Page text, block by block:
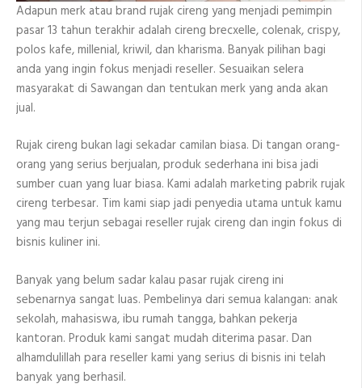
Adapun merk atau brand rujak cireng yang menjadi pemimpin
pasar 13 tahun terakhir adalah cireng brecxelle, colenak, crispy,
polos kafe, millenial, kriwil, dan kharisma. Banyak pilihan bagi
anda yang ingin fokus menjadi reseller. Sesuaikan selera
masyarakat di Sawangan dan tentukan merk yang anda akan
jual.
Rujak cireng bukan lagi sekadar camilan biasa. Di tangan orang-
orang yang serius berjualan, produk sederhana ini bisa jadi
sumber cuan yang luar biasa. Kami adalah marketing pabrik rujak
cireng terbesar. Tim kami siap jadi penyedia utama untuk kamu
yang mau terjun sebagai reseller rujak cireng dan ingin fokus di
bisnis kuliner ini.
Banyak yang belum sadar kalau pasar rujak cireng ini
sebenarnya sangat luas. Pembelinya dari semua kalangan: anak
sekolah, mahasiswa, ibu rumah tangga, bahkan pekerja
kantoran. Produk kami sangat mudah diterima pasar. Dan
alhamdulillah para reseller kami yang serius di bisnis ini telah
banyak yang berhasil.